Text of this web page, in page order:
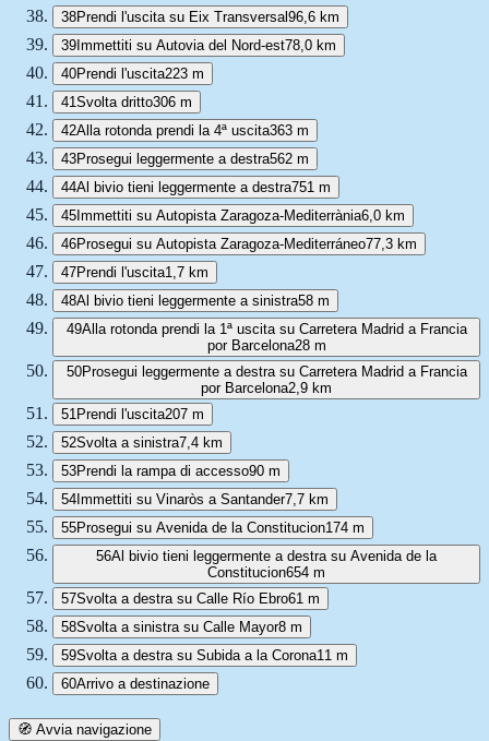
38Prendi l'uscita su Eix Transversal96,6 km
39Immettiti su Autovia del Nord-est78,0 km
40Prendi l'uscita223 m
41Svolta dritto306 m
42Alla rotonda prendi la 4ª uscita363 m
43Prosegui leggermente a destra562 m
44Al bivio tieni leggermente a destra751 m
45Immettiti su Autopista Zaragoza-Mediterrània6,0 km
46Prosegui su Autopista Zaragoza-Mediterráneo77,3 km
47Prendi l'uscita1,7 km
48Al bivio tieni leggermente a sinistra58 m
49Alla rotonda prendi la 1ª uscita su Carretera Madrid a Francia
por Barcelona28 m
50Prosegui leggermente a destra su Carretera Madrid a Francia
por Barcelona2,9 km
51 Prendi l'uscita207 m
52Svolta a sinistra7,4 km
53Prendi la rampa di accesso90 m
54Immettiti su Vinaròs a Santander7,7 km
55Prosegui su Avenida de la Constitucion174 m
56Al bivio tieni leggermente a destra su Avenida de la
Constitucion654 m
57Svolta a destra su Calle Río Ebro61 m
58Svolta a sinistra su Calle Mayor8 m
59Svolta a destra su Subida a la Corona11 m
60Arrivo a destinazione
🧭 Avvia navigazione